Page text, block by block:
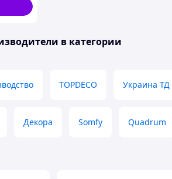
в категории
TOPDECO Украина ТД
Декора Somfy Quadrum